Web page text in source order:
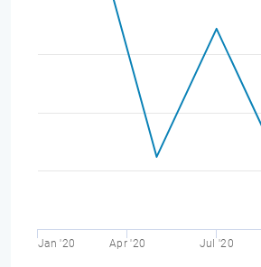
Jan '20 Apr '20 Jul '20